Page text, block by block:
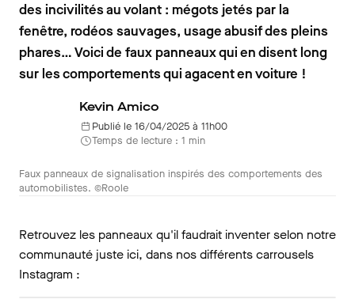
des incivilités au volant : mégots jetés par la
fenêtre, rodéos sauvages, usage abusif des pleins
phares… Voici de faux panneaux qui en disent long
sur les comportements qui agacent en voiture !
Kevin Amico
Publié le 16/04/2025 à 11h00
Temps de lecture : 1 min
Faux panneaux de signalisation inspirés des comportements des
automobilistes. ©Roole
Retrouvez les panneaux qu'il faudrait inventer selon notre
communauté juste ici, dans nos différents carrousels
Instagram :